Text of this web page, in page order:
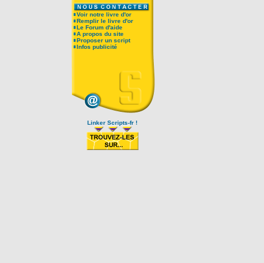
Voir notre livre d'or
Remplir le livre d'or
Le Forum d'aide
A propos du site
Proposer un script
Infos publicité
Linker Scripts-fr !